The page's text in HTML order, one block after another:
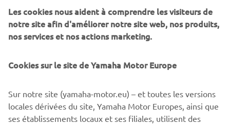
Nous vous proposons un raid de 7 jours intenses pendant
lesquels vous traverserez des paysages d’une beauté à
couper le souffle, des montagnes majestueuses, des
villages pittoresques traditionnels. Vous pourrez profiter
autrement, en explorant les régions les plus reculées du
Maroc en toute
liberté.
Les cookies nous aident à comprendre les visiteurs de
notre site afin d'améliorer notre site web, nos produits,
nos services et nos actions marketing.
Cookies sur le site de Yamaha Motor Europe
Sur notre site (yamaha-motor.eu) – et toutes les versions
locales dérivées du site, Yamaha Motor Europes, ainsi que
ses établissements locaux et ses filiales, utilisent des